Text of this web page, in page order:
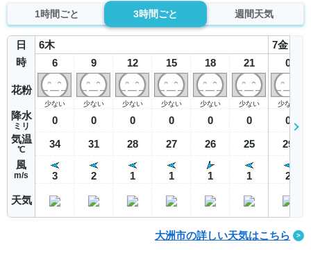
1時間ごと 3時間ごと 週間天気
日
時
花粉
降水
ミリ
気温
℃
風
m/s
天気
6木
6
少ない
0
34
3
9
少ない
0
31
2
12
少ない
0
28
1
15
少ない
0
27
1
18
少ない
0
26
1
21
少ない
0
25
1
7金
0
少ない
0
29
2
大洲市の詳しい天気はこちら